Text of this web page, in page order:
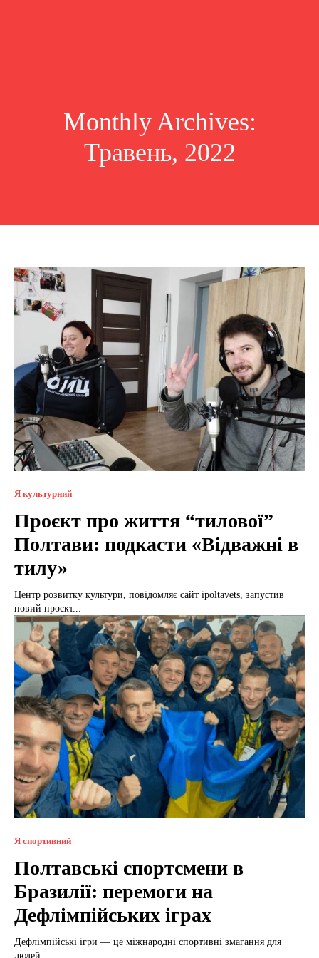
Monthly Archives:
Травень, 2022
Я культурний
Проєкт про життя “тилової”
Полтави: подкасти «Відважні в
тилу»
Центр розвитку культури, повідомляє сайт ipoltavets, запустив
новий проєкт...
Я спортивний
Полтавські спортсмени в
Бразилії: перемоги на
Дефлімпійських іграх
Дефлімпійські ігри — це міжнародні спортивні змагання для
людей...